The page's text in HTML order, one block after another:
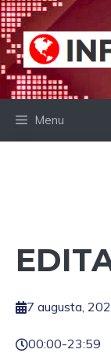
Preskočiť
na
obsah
Menu
7 augusta,
00:00-23:59